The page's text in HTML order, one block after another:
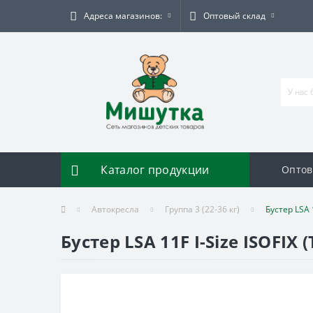
Адреса магазинов: Оптовый склад
Каталог продукции
Автокресла Группа 3 (22-36 кг) Бустер
Бустер LSA 11F I-Size ISOFIX